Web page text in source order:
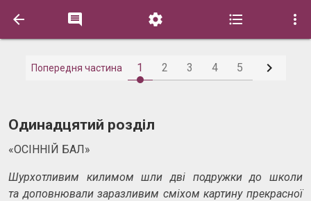
    
Попередня частина 1 2 3 4 5 
Одинадцятий розділ
«ОСІННІЙ БАЛ»
Шурхотливим килимом шли дві подружки до
школи
та доповнювали заразливим сміхом картину прекрасної